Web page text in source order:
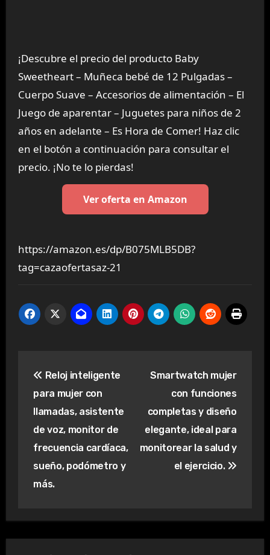
¡Descubre el precio del producto Baby
Sweetheart – Muñeca bebé de 12 Pulgadas –
Cuerpo Suave – Accesorios de alimentación – El
Juego de aparentar – Juguetes para niños de 2
años en adelante – Es Hora de Comer! Haz clic
en el botón a continuación para consultar el
precio. ¡No te lo pierdas!
Ver oferta en Amazon
https://amazon.es/dp/B075MLB5DB?
tag=cazaofertasaz-21
de
entradas
Reloj inteligente
para mujer con
llamadas, asistente
de voz, monitor de
frecuencia cardíaca,
sueño, podómetro y
más.
Smartwatch mujer
con funciones
completas y diseño
elegante, ideal para
monitorear la salud y
el ejercicio.